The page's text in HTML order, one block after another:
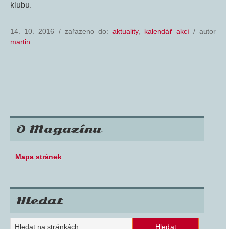
klubu.
14. 10. 2016 / zařazeno do: aktuality, kalendář akcí / autor
martin
O Magazínu
Mapa stránek
Hledat